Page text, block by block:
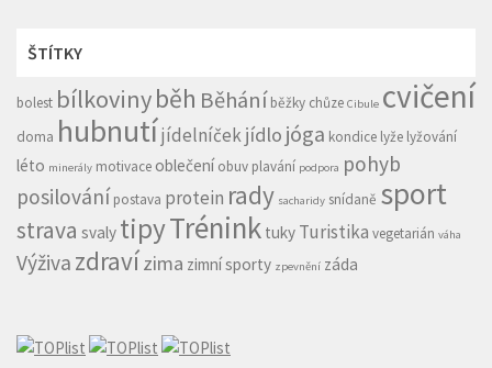
ŠTÍTKY
bolest bílkovinyběh Běhání běžky chůze Cibule cvičení
doma hubnutíjídelníčekjídlo jóga kondice lyže lyžování
léto minerály motivace oblečení obuv plavání podpora pohyb
posilování postava protein rady sacharidy snídaně sport
strava svaly tipyTrénink tuky Turistika vegetarián váha
Výživa zdravízima zimní sporty zpevnění záda